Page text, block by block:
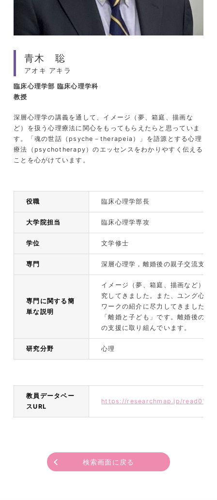
青木 聡
アオキ アキラ
臨床心理学部 臨床心理学科
教授
深層心理学の講義を通して、イメージ（夢、箱庭、描画な
ど）を扱う心理療法に関心をもってもらえたらと思っていま
す。「魂の世話（psyche－therapeia）」を語源とする心理
療法（psychotherapy）のエッセンスをわかりやすく伝える
ことを心がけています。
役職 臨床心理学部長
大学院担当 臨床心理学専攻
学位 文学修士
専門 深層心理学，離婚後の親子交流支援
専門に関する簡
単な説明
イメージ（夢、箱庭、描画など）を
究してきました。また、ユング心理
ワークの紹介に尽力してきました。
「離婚と子ども」です。離婚後の片
の支援に取り組んでいます。
研究分野 心理
教員データベー
スURL
https://researchmap.jp/
検索画面に戻る